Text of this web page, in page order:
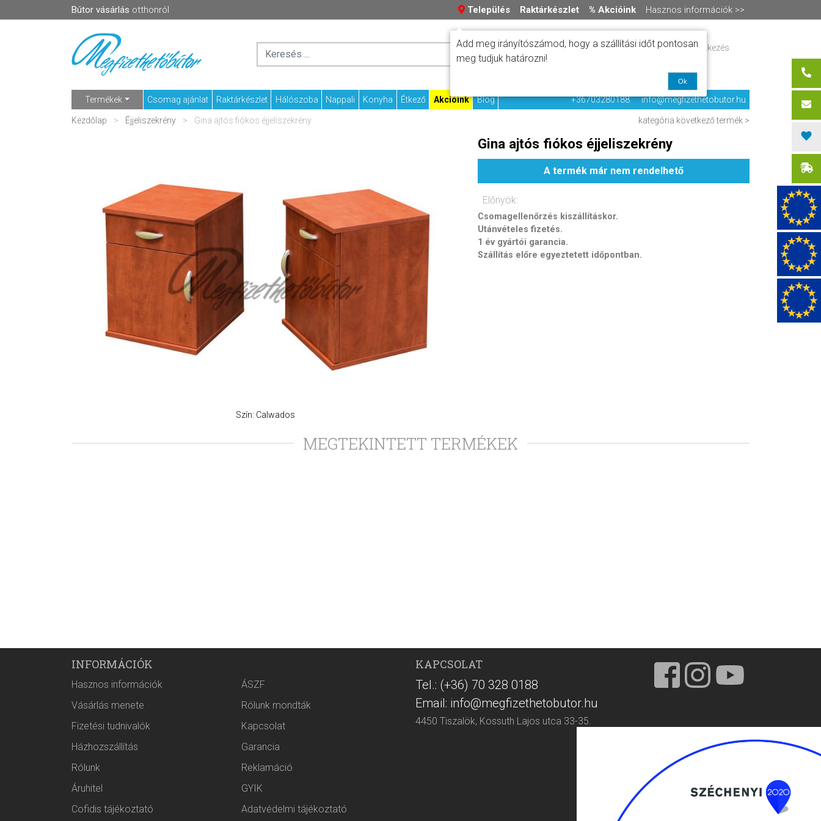
Bútor vásárlás otthonról Település Raktárkészlet % Akcióink Hasznos információk >>
Szállítás
Fizetési tudnivalók
Regisztráció / bejelentkezés
Termékek Csomag ajánlat Raktárkészlet Hálószoba Nappali Konyha Étkező Akcióink Blog +36703280188 info@megfizethetobutor.hu
Kezdőlap Éjjeliszekrény Gina ajtós fiókos éjjeliszekrény kategória következő termék >
Szín: Calwados
Gina ajtós fiókos éjjeliszekrény
A termék már nem rendelhető
Előnyök:
Csomagellenőrzés kiszállításkor.
Utánvételes fizetés.
1 év gyártói garancia.
Szállítás előre egyeztetett időpontban.
MEGTEKINTETT TERMÉKEK
INFORMÁCIÓK
Hasznos információk
ÁSZF
Vásárlás menete
Rólunk mondták
Fizetési tudnivalók
Kapcsolat
Házhozszállítás
Garancia
Rólunk
Reklamáció
Áruhitel
GYIK
Cofidis tájékoztató
Adatvédelmi tájékoztató
KAPCSOLAT
Tel.: (+36) 70 328 0188
Email: info@megfizethetobutor.hu
4450 Tiszalök, Kossuth Lajos utca 33-35.
Add meg irányítószámod, hogy a szállítási időt pontosan
meg tudjuk határozni!
Ok